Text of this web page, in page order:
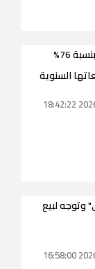
نمو أرباح "تويوتا" بنسبة 76%
السنوية
وتوجه لبيع